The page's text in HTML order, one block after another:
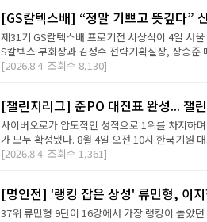
[GS칼텍스배] “정말 기쁘고 뜻깊다”
제31기 GS칼텍스배 프로기전 시상식이 4일 서
S칼텍스 부회장과 김정수 전략기획실장, 장승
[2026.8.4 조회수 8,130]
[챌린지리그] 준PO 대진표 완성... 챌
사이버오로가 압도적인 성적으로 1위를 차지하
가 모두 확정됐다. 8월 4일 오전 10시 한국기원
[2026.8.4 조회수 1,361]
[명인전] '랭킹 잡은 상성' 류민형, 이
37위 류민형 9단이 16강에서 가장 랭킹이 높았